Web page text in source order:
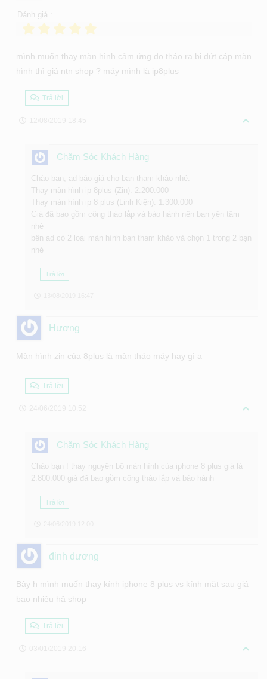
Đánh giá :
mình muốn thay màn hình cảm ứng do tháo ra bị đứt cáp màn
hình thì giá ntn shop ? máy mình là ip8plus
Trả lời
Chăm Sóc Khách Hàng
Chào bạn, ad báo giá cho bạn tham khảo nhé.
Thay màn hình ip 8plus (Zin): 2.200.000
Thay màn hình ip 8 plus (Linh Kiện): 1.300.000
Giá đã bao gồm công tháo lắp và bảo hành nên bạn yên tâm
nhé
bên ad có 2 loại màn hình bạn tham khảo và chọn 1 trong 2 bạn
nhé
Trả lời
Hương
Màn hình zin của 8plus là màn tháo máy hay gì ạ
Trả lời
Chăm Sóc Khách Hàng
Chào bạn ! thay nguyên bộ màn hình của iphone 8 plus giá là
2.800.000 giá đã bao gồm công tháo lắp và bảo hành
Trả lời
đinh dương
Bây h mình muốn thay kính iphone 8 plus vs kính mặt sau giá
bao nhiêu hả shop
Trả lời